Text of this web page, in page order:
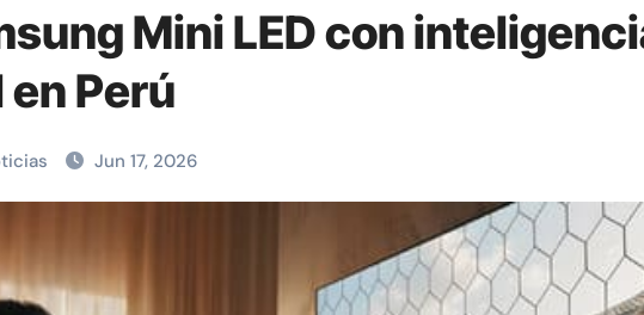
Mini LED con
Perú
Jun 17, 2026